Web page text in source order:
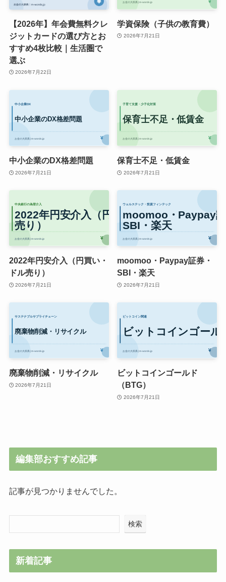
【2026年】年会費無料クレ
ジットカードの選び方とお
すすめ4枚比較｜生活圏で
選ぶ
2026年7月22日
学資保険（子供の教育費）
2026年7月21日
中小企業のDX格差問題
2026年7月21日
保育士不足・低賃金
2026年7月21日
2022年円安介入（円買い・
ドル売り）
2026年7月21日
moomoo・Paypay証券・
SBI・楽天
2026年7月21日
廃棄物削減・リサイクル
2026年7月21日
ビットコインゴールド
（BTG）
2026年7月21日
編集部おすすめ記事
記事が見つかりませんでした。
検索
新着記事